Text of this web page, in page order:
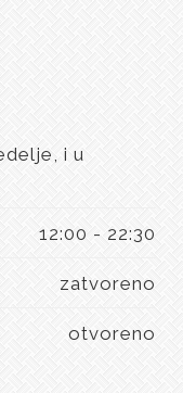
i u
12:00 - 22:30
zatvoreno
otvoreno